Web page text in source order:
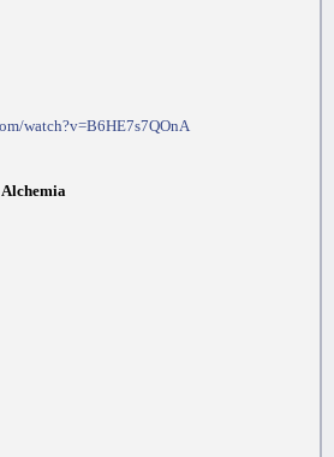
watch?v=B6HE7s7QOnA